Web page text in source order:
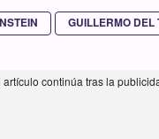
GUILLERMO DEL